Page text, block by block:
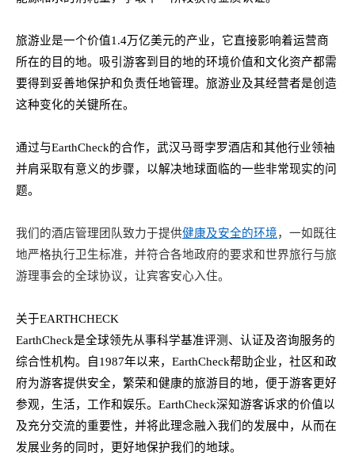
旅游业是一个价值1.4万亿美元的产业，它直接影响着运营商
所在的目的地。吸引游客到目的地的环境价值和文化资产都需
要得到 妥善地保护和负责任地管理。旅游业及其经营者是创造
这种变化的关键所在。
通过与EarthCheck的合作，武汉马哥孛罗酒店和其他行业领袖
并肩采取有意义的步骤， 以解决地球面临的一些非常现实的问
题。
我们的酒店管理团队致力于提供健康及安全的环境，一如既往
地严格执行卫生标准，并符合各地政府的要求和世界旅行与旅
游理事会的全球协议，让宾客安心入住。
关于EARTHCHECK
EarthCheck是全球领先从事科学基准评测、认证及咨询服务的
综合性机构。自 1987年以来， EarthCheck帮助企业，社区和政
府为游客提供安全，繁荣和健康的旅游目的地，便于游客更好
参观，生活，工作和娱乐。EarthCheck深知游客诉求的价值以
及充分交流的重要性，并将此理念融入我们的发展中，从而在
发展业务的同时，更好地保护我们的地球。